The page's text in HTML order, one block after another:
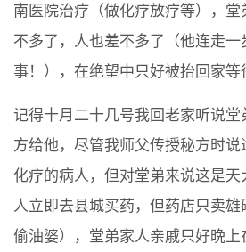
南医院治疗（做化疗放疗等），
不多了，人也差不多了（他连走一
事！），在绝望中只好被抬回家等
记得十月二十几号我回老家听说
方给他，尽管我师父传授秘方时
化疗的病人，但对堂弟来说这是
人立即去县城买药，但药店只卖雄
偷油婆），堂弟家人亲戚只好晩上